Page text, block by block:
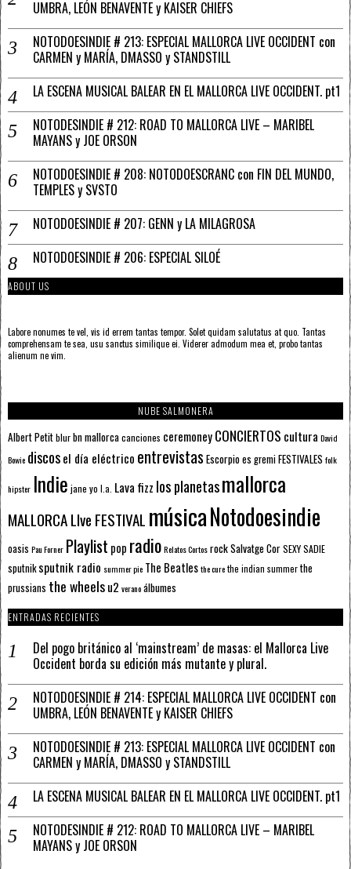
UMBRA, LEÓN BENAVENTE y KAISER CHIEFS
NOTODOESINDIE # 213: ESPECIAL MALLORCA LIVE OCCIDENT con
CARMEN y MARÍA, DMASSO y STANDSTILL
LA ESCENA MUSICAL BALEAR EN EL MALLORCA LIVE OCCIDENT. pt1
NOTODESINDIE # 212: ROAD TO MALLORCA LIVE – MARIBEL
MAYANS y JOE ORSON
NOTODOESINDIE # 208: NOTODOESCRANC con FIN DEL MUNDO,
TEMPLES y SVSTO
NOTODOESINDIE # 207: GENN y LA MILAGROSA
NOTODOESINDIE # 206: ESPECIAL SILOÉ
ABOUT US
Labore nonumes te vel, vis id errem tantas tempor. Solet quidam salutatus at quo. Tantas
comprehensam te sea, usu sanctus similique ei. Viderer admodum mea et, probo tantas
alienum ne vim.
NUBE SALMONERA
Albert Petitblurbn mallorcacanciones ceremoneyCONCIERTOS cultura David
Bowie discosel día eléctrico entrevistas Escorpioes gremiFESTIVALES folk
hipster Indie jane yo l.a. Lava fizz los planetasmallorca
MALLORCA LIve FESTIVAL músicaNotodoesindie
oasis Pau Forner Playlist pop radioRelatos CortosrockSalvatge CorSEXY SADIE
sputnik sputnik radio summer pie The Beatlesthe curethe indian summerthe
prussians the wheelsu2 veranoálbumes
ENTRADAS RECIENTES
Del pogo británico al ‘mainstream’ de masas: el Mallorca Live
Occident borda su edición más mutante y plural.
NOTODOESINDIE # 214: ESPECIAL MALLORCA LIVE OCCIDENT con
UMBRA, LEÓN BENAVENTE y KAISER CHIEFS
NOTODOESINDIE # 213: ESPECIAL MALLORCA LIVE OCCIDENT con
CARMEN y MARÍA, DMASSO y STANDSTILL
LA ESCENA MUSICAL BALEAR EN EL MALLORCA LIVE OCCIDENT. pt1
NOTODESINDIE # 212: ROAD TO MALLORCA LIVE – MARIBEL
MAYANS y JOE ORSON